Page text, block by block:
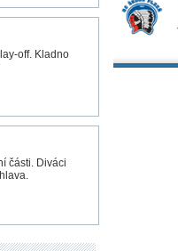
off. Kladno
části. Diváci